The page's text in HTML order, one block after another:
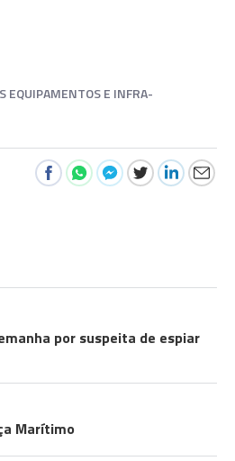
EQUIPAMENTOS E INFRA-
por suspeita de espiar
Marítimo